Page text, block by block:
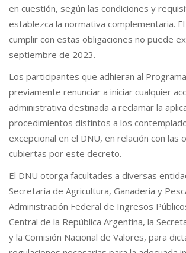
en cuestión, según las condiciones y
establezca la normativa complementaria.
cumplir con estas obligaciones no puede
septiembre de 2023.
Los participantes que adhieran al
previamente renunciar a iniciar cualquier
administrativa destinada a reclamar la
procedimientos distintos a los
excepcional en el DNU, en relación con las
cubiertas por este decreto.
El DNU otorga facultades a diversas
Secretaría de Agricultura, Ganadería y
Administración Federal de Ingresos
Central de la República Argentina, la
y la Comisión Nacional de Valores, para